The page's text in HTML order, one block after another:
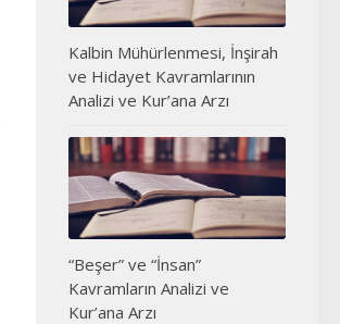
Kalbin Mühürlenmesi, İnşirah
ve Hidayet Kavramlarının
Analizi ve Kur’ana Arzı
“Beşer” ve “İnsan”
Kavramların Analizi ve
Kur’ana Arzı